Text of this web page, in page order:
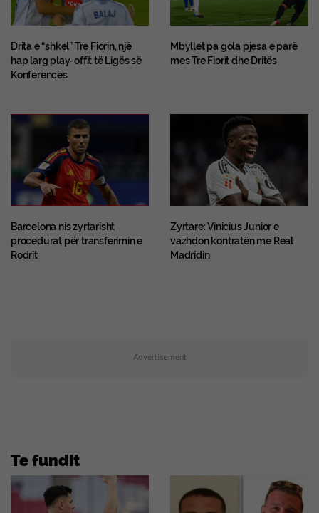
Drita e “shkel” Tre Fiorin, një
hap larg play-offit të Ligës së
Konferencës
Mbyllet pa gola pjesa e parë
mes Tre Fiorit dhe Dritës
Barcelona nis zyrtarisht
procedurat për transferimin e
Rodrit
Zyrtare: Vinicius Junior e
vazhdon kontratën me Real
Madridin
Advertisement
Te fundit